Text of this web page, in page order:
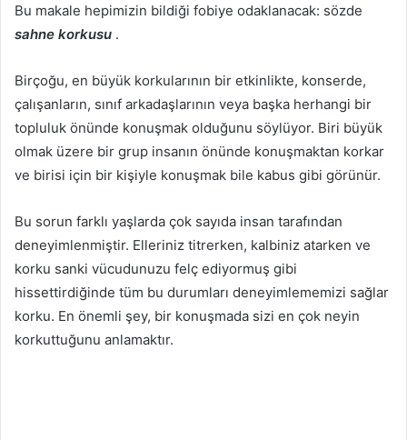
Bu makale hepimizin bildiği fobiye odaklanacak: sözde
sahne korkusu .
Birçoğu, en büyük korkularının bir etkinlikte, konserde,
çalışanların, sınıf arkadaşlarının veya başka herhangi bir
topluluk önünde konuşmak olduğunu söylüyor. Biri büyük
olmak üzere bir grup insanın önünde konuşmaktan korkar
ve birisi için bir kişiyle konuşmak bile kabus gibi görünür.
Bu sorun farklı yaşlarda çok sayıda insan tarafından
deneyimlenmiştir. Elleriniz titrerken, kalbiniz atarken ve
korku sanki vücudunuzu felç ediyormuş gibi
hissettirdiğinde tüm bu durumları deneyimlememizi sağlar
korku. En önemli şey, bir konuşmada sizi en çok neyin
korkuttuğunu anlamaktır.